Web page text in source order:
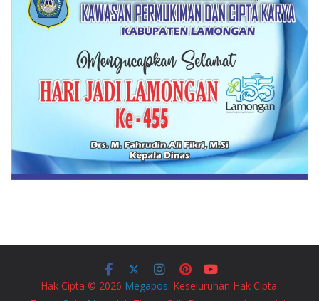
Hak Cipta © 2026 Megapos. Keseluruhan Hak Cipta.